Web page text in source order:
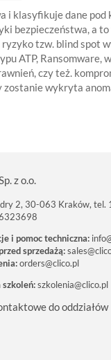
i klasyfikuje dane
bezpieczeństwa, a
tzw. blind
ATP,
czy też.
wykryta
z o.o.
2, 30-063 Kraków,
i pomoc techniczna:
sprzedażą:
orders@clico.pl
szkolenia@clico.pl
do oddziałów